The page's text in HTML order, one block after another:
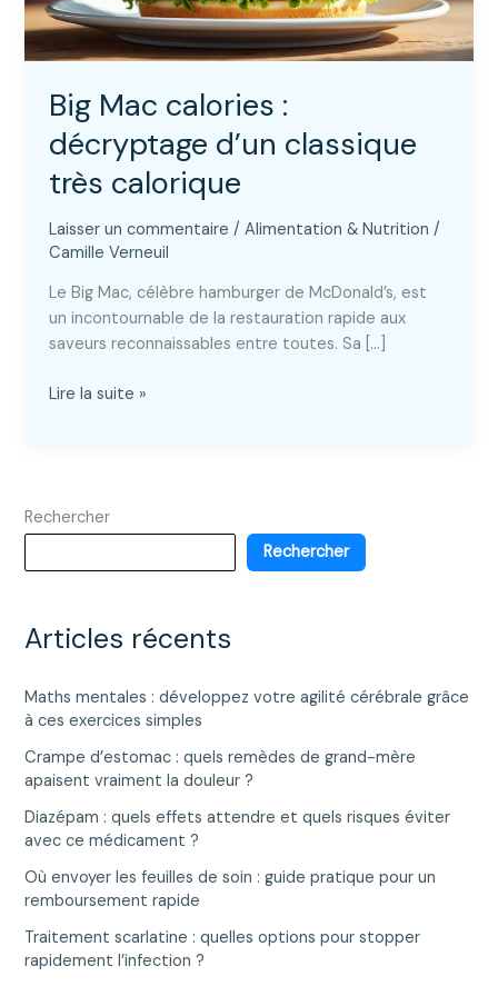
Big Mac calories :
décryptage d’un classique
très calorique
Laisser un commentaire /Alimentation & Nutrition /
Camille Verneuil
Le Big Mac, célèbre hamburger de McDonald’s, est
un incontournable de la restauration rapide aux
saveurs reconnaissables entre toutes. Sa […]
Big
d’un
très
Lire la suite »
Rechercher
Rechercher
Articles récents
Maths mentales : développez votre agilité cérébrale grâce
à ces exercices simples
Crampe d’estomac : quels remèdes de grand-mère
apaisent vraiment la douleur ?
Diazépam : quels effets attendre et quels risques éviter
avec ce médicament ?
Où envoyer les feuilles de soin : guide pratique pour un
remboursement rapide
Traitement scarlatine : quelles options pour stopper
rapidement l’infection ?